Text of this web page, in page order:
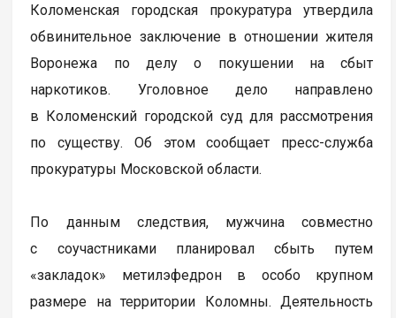
Коломенская городская прокуратура утвердила
обвинительное заключение в отношении жителя
Воронежа по делу о покушении на сбыт
наркотиков. Уголовное дело направлено
в Коломенский городской суд для рассмотрения
по существу. Об этом сообщает пресс-служба
прокуратуры Московской области.
По данным следствия, мужчина совместно
с соучастниками планировал сбыть путем
«закладок» метилэфедрон в особо крупном
размере на территории Коломны. Деятельность